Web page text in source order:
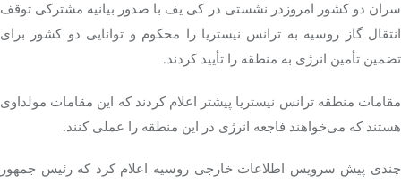
سران دو کشور امروزدر نشستی در کی یف با صدور بیانیه مشترکی توقف
انتقال گاز روسیه به ترانس نیستریا را محکوم و توانایی دو کشور برای
تضمین تأمین انرژی به منطقه را تأیید کردند.
مقامات منطقه ترانس نیستریا پیشتر اعلام کردند که این مقامات مولداوی
هستند که می‌خواهند فاجعه انرژی در این منطقه را عملی کنند.
چندی پیش سرویس اطلاعات خارجی روسیه اعلام کرد که رئیس جمهور